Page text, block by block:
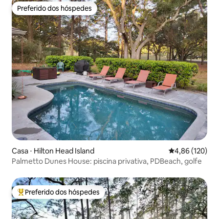
Preferido dos hóspedes
Preferido dos hóspedes
Casa ⋅ Hilton Head Island 4,86 de uma
4,86 (120)
Palmetto Dunes House: piscina privativa, PDBeach, golfe
Entre os melhores preferidos dos hóspedes
Preferido dos hóspedes